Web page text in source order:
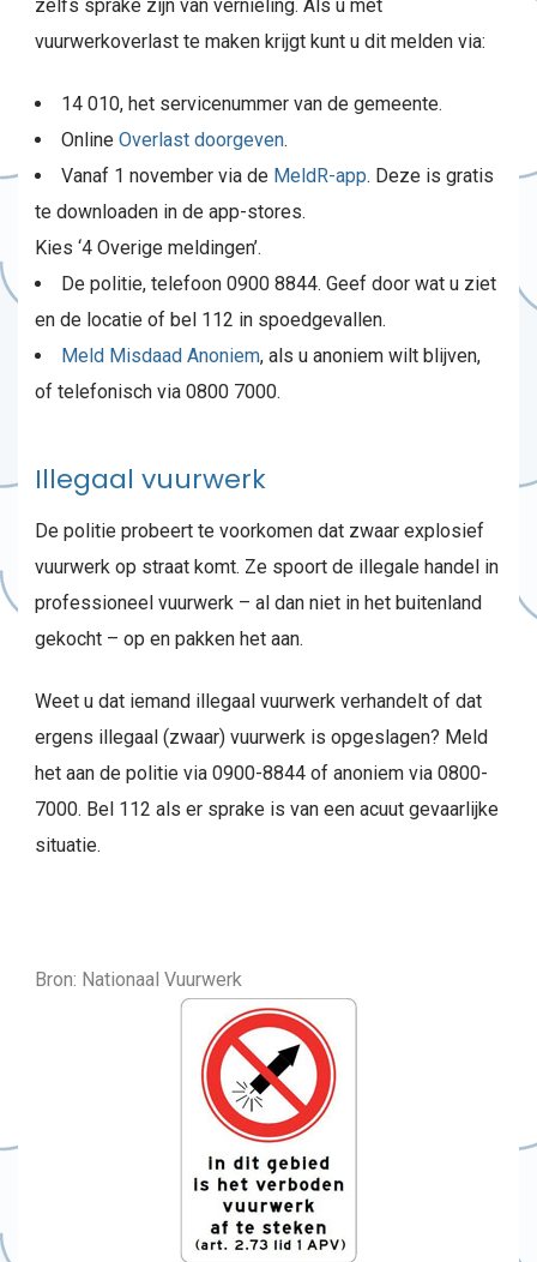
zelfs sprake zijn van vernieling. Als u met
vuurwerkoverlast te maken krijgt kunt u dit melden via:
14 010, het servicenummer van de gemeente.
Online Overlast doorgeven.
Vanaf 1 november via de MeldR-app. Deze is gratis
te downloaden in de app-stores.
Kies ‘4 Overige meldingen’.
De politie, telefoon 0900 8844. Geef door wat u ziet
en de locatie of bel 112 in spoedgevallen.
Meld Misdaad Anoniem, als u anoniem wilt blijven,
of telefonisch via 0800 7000.
Illegaal vuurwerk
De politie probeert te voorkomen dat zwaar explosief
vuurwerk op straat komt. Ze spoort de illegale handel in
professioneel vuurwerk – al dan niet in het buitenland
gekocht – op en pakken het aan.
Weet u dat iemand illegaal vuurwerk verhandelt of dat
ergens illegaal (zwaar) vuurwerk is opgeslagen? Meld
het aan de politie via 0900-8844 of anoniem via 0800-
7000. Bel 112 als er sprake is van een acuut gevaarlijke
situatie.
Bron: Nationaal Vuurwerk